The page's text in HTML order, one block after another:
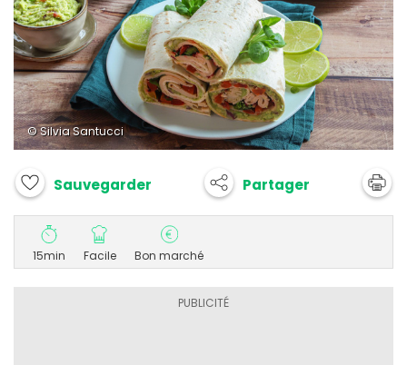
© Silvia Santucci
Sauvegarder Partager
15min Facile Bon marché